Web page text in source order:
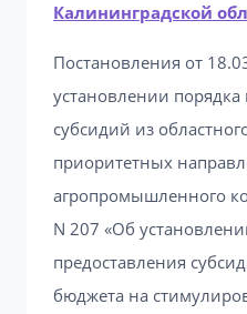
Калининградской
Постановления от
установлении порядка
субсидий из
приоритетных
агропромышленного
N 207 «Об
предоставления
бюджета на